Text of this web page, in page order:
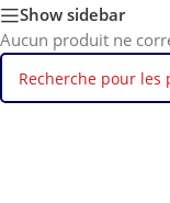
Show sidebar
Aucun produit ne